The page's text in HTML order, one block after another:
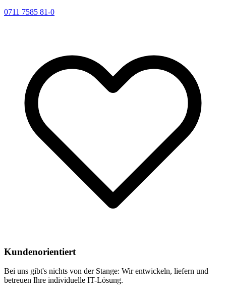
0711 7585 81-0
Kundenorientiert
Bei uns gibt's nichts von der Stange: Wir entwickeln, liefern und
betreuen Ihre individuelle IT-Lösung.